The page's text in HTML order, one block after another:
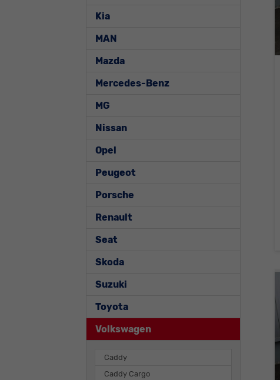
Kia
MAN
Mazda
Mercedes-Benz
MG
Nissan
Opel
Peugeot
Porsche
Renault
Seat
Skoda
Suzuki
Toyota
Volkswagen
Caddy
Caddy Cargo